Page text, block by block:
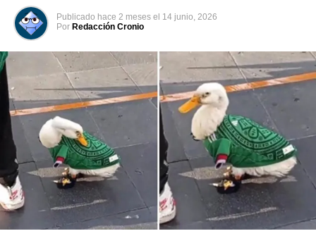
Comparte esto:
Facebook
Me gusta esto:
Publicado hace 2 meses el 14 junio, 2026
Por Redacción Cronio